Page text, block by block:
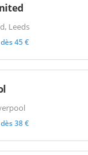
Leeds
45 €
38 €